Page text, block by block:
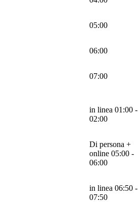
05:00
06:00
07:00
in linea 01:00 -
02:00
Di persona +
online 05:00 -
06:00
in linea 06:50 -
07:50